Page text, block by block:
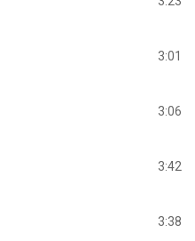
3:01
3:06
3:42
3:38